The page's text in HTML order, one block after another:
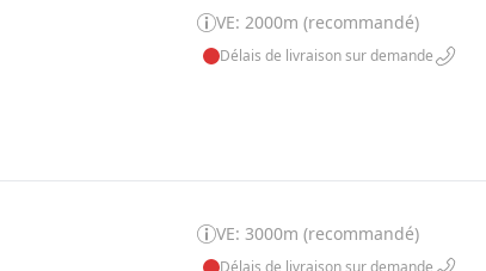
VE: 2000m (recommandé)
Délais de livraison sur demande
VE: 3000m (recommandé)
Délais de livraison sur demande